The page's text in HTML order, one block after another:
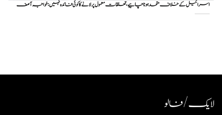
اسرائیل کے خلاف متحد ہونا چاہیے، تعلقات معمول پر لانے کا کوئی فائدہ نہیں: خواجہ آصف
لایک / فالو